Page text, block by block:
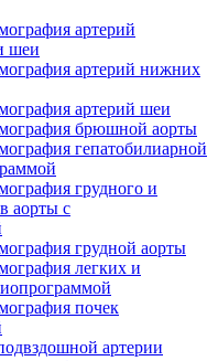
артерий
шеи
артерий нижних
артерий шеи
брюшной аорты
гепатобилиарной
грудного и
аорты с
грудной аорты
легких и
почек
артерии